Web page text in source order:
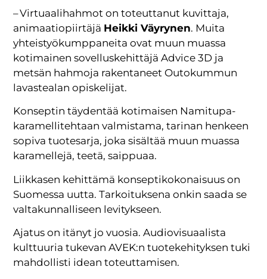
– Virtuaalihahmot on toteuttanut kuvittaja,
animaatiopiirtäjä Heikki Väyrynen. Muita
yhteistyökumppaneita ovat muun muassa
kotimainen sovelluskehittäjä Advice 3D ja
metsän hahmoja rakentaneet Outokummun
lavastealan opiskelijat.
Konseptin täydentää kotimaisen Namitupa-
karamellitehtaan valmistama, tarinan henkeen
sopiva tuotesarja, joka sisältää muun muassa
karamellejä, teetä, saippuaa.
Liikkasen kehittämä konseptikokonaisuus on
Suomessa uutta. Tarkoituksena onkin saada se
valtakunnalliseen levitykseen.
Ajatus on itänyt jo vuosia. Audiovisuaalista
kulttuuria tukevan AVEK:n tuotekehityksen tuki
mahdollisti idean toteuttamisen.